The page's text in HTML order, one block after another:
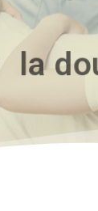
a do